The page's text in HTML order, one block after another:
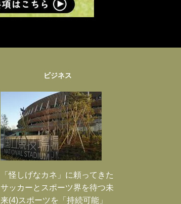
ビジネス
「怪しげなカネ」に頼ってきた
サッカーとスポーツ界を待つ未
来(4)スポーツを「持続可能」